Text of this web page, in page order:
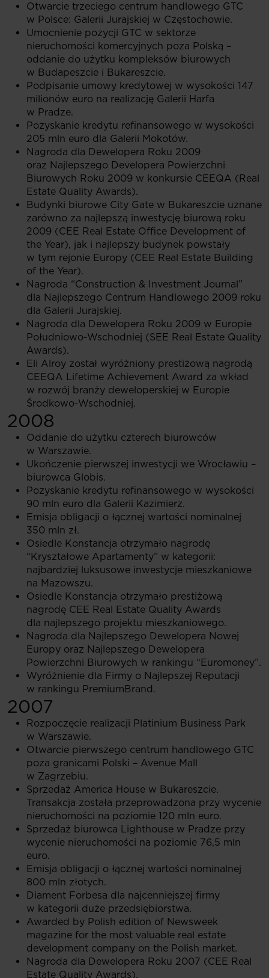
Otwarcie trzeciego centrum handlowego GTC
w Polsce: Galerii Jurajskiej w Częstochowie.
Umocnienie pozycji GTC w sektorze
nieruchomości komercyjnych poza Polską –
oddanie do użytku kompleksów biurowych
w Budapeszcie i Bukareszcie.
Podpisanie umowy kredytowej w wysokości 147
milionów euro na realizację Galerii Harfa
w Pradze.
Pozyskanie kredytu refinansowego w wysokości
205 mln euro dla Galerii Mokotów.
Nagroda dla Dewelopera Roku 2009
oraz Najlepszego Developera Powierzchni
Biurowych Roku 2009 w konkursie CEEQA (Real
Estate Quality Awards).
Budynki biurowe City Gate w Bukareszcie uznane
zarówno za najlepszą inwestycję biurową roku
2009 (CEE Real Estate Office Development of
the Year), jak i najlepszy budynek powstały
w tym rejonie Europy (CEE Real Estate Building
of the Year).
Nagroda “Construction & Investment Journal”
dla Najlepszego Centrum Handlowego 2009 roku
dla Galerii Jurajskiej.
Nagroda dla Dewelopera Roku 2009 w Europie
Południowo-Wschodniej (SEE Real Estate Quality
Awards).
Eli Alroy został wyróżniony prestiżową nagrodą
CEEQA Lifetime Achievement Award za wkład
w rozwój branży deweloperskiej w Europie
Środkowo-Wschodniej.
2008
Oddanie do użytku czterech biurowców
w Warszawie.
Ukończenie pierwszej inwestycji we Wrocławiu –
biurowca Globis.
Pozyskanie kredytu refinansowego w wysokości
90 mln euro dla Galerii Kazimierz.
Emisja obligacji o łącznej wartości nominalnej
350 mln zł.
Osiedle Konstancja otrzymało nagrodę
“Kryształowe Apartamenty” w kategorii:
najbardziej luksusowe inwestycje mieszkaniowe
na Mazowszu.
Osiedle Konstancja otrzymało prestiżową
nagrodę CEE Real Estate Quality Awards
dla najlepszego projektu mieszkaniowego.
Nagroda dla Najlepszego Dewelopera Nowej
Europy oraz Najlepszego Dewelopera
Powierzchni Biurowych w rankingu “Euromoney”.
Wyróżnienie dla Firmy o Najlepszej Reputacji
w rankingu PremiumBrand.
2007
Rozpoczęcie realizacji Platinium Business Park
w Warszawie.
Otwarcie pierwszego centrum handlowego GTC
poza granicami Polski – Avenue Mall
w Zagrzebiu.
Sprzedaż America House w Bukareszcie.
Transakcja została przeprowadzona przy wycenie
nieruchomości na poziomie 120 mln euro.
Sprzedaż biurowca Lighthouse w Pradze przy
wycenie nieruchomości na poziomie 76,5 mln
euro.
Emisja obligacji o łącznej wartości nominalnej
800 mln złotych.
Diament Forbesa dla najcenniejszej firmy
w kategorii duże przedsiębiorstwa.
Awarded by Polish edition of Newsweek
magazine for the most valuable real estate
development company on the Polish market.
Nagroda dla Dewelopera Roku 2007 (CEE Real
Estate Quality Awards).